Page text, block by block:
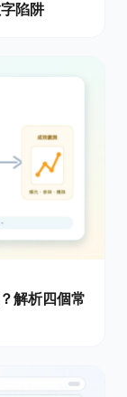
陷阱
解析四個常